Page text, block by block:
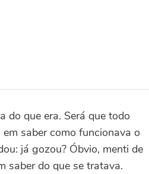
do que era. Será que todo
saber como funcionava o
já gozou? Óbvio, menti de
saber do que se tratava.